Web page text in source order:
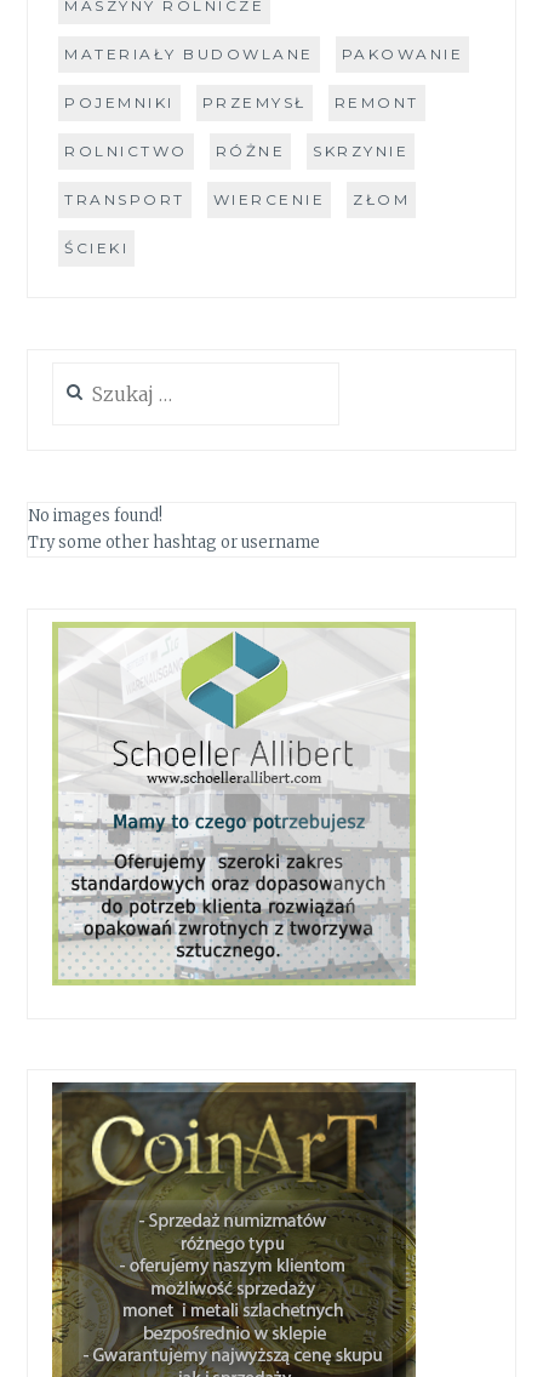
MASZYNY ROLNICZE
MATERIAŁY BUDOWLANE PAKOWANIE
POJEMNIKI PRZEMYSŁ REMONT
ROLNICTWO RÓŻNE SKRZYNIE
TRANSPORT WIERCENIE ZŁOM
ŚCIEKI
No images found!
Try some other hashtag or username